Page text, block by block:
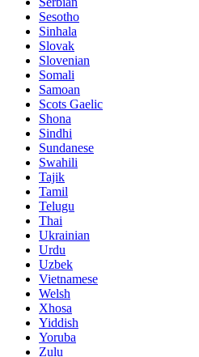
Sesotho
Sinhala
Slovak
Slovenian
Somali
Samoan
Scots Gaelic
Shona
Sindhi
Sundanese
Swahili
Tajik
Tamil
Telugu
Thai
Ukrainian
Urdu
Uzbek
Vietnamese
Welsh
Xhosa
Yiddish
Yoruba
Zulu